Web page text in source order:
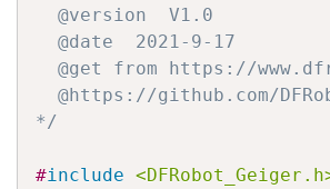
  @version  V1.0
  @date  2021-9-17
@get from https://
@https://github.com/
*/
#include